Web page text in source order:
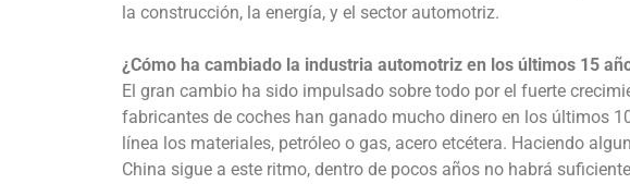
la construcción, la energía, y el sector automotriz.
¿Cómo ha cambiado la industria automotriz en los últimos 15
El gran cambio ha sido impulsado sobre todo por el fuerte
fabricantes de coches han ganado mucho dinero en los últimos
línea los materiales, petróleo o gas, acero etcétera. Haciendo
China sigue a este ritmo, dentro de pocos años no habrá